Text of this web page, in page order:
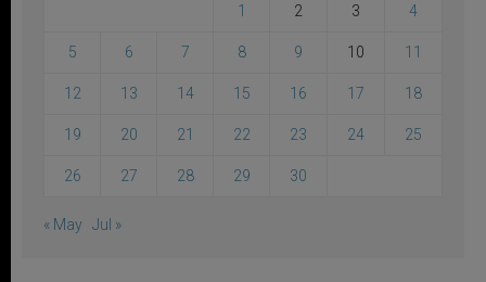
1 2 3 4
5 6 7 8 9 10 11
12 13 14 15 16 17 18
19 20 21 22 23 24 25
26 27 28 29 30
« May Jul »